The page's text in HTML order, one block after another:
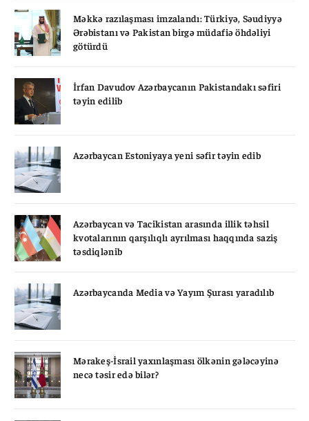
Məkkə razılaşması imzalandı: Türkiyə, Səudiyyə
Ərəbistanı və Pakistan birgə müdafiə öhdəliyi
götürdü
İrfan Davudov Azərbaycanın Pakistandakı səfiri
təyin edilib
Azərbaycan Estoniyaya yeni səfir təyin edib
Azərbaycan və Tacikistan arasında illik təhsil
kvotalarının qarşılıqlı ayrılması haqqında saziş
təsdiqlənib
Azərbaycanda Media və Yayım Şurası yaradılıb
Mərakeş-İsrail yaxınlaşması ölkənin gələcəyinə
necə təsir edə bilər?